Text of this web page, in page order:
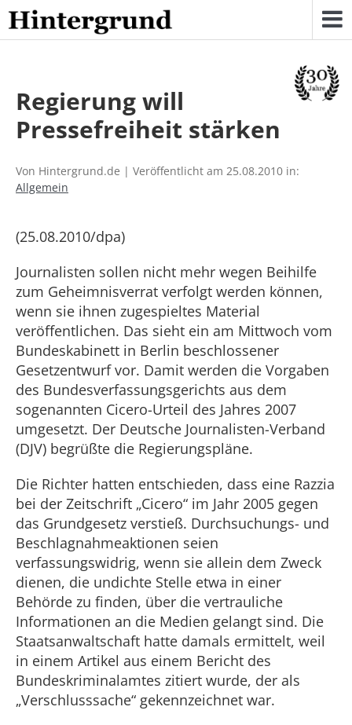
Skip
to
content
Regierung will
Pressefreiheit stärken
Von Hintergrund.de | Veröffentlicht am 25.08.2010 in:
Allgemein
(25.08.2010/dpa)
Journalisten sollen nicht mehr wegen Beihilfe
zum Geheimnisverrat verfolgt werden können,
wenn sie ihnen zugespieltes Material
veröffentlichen. Das sieht ein am Mittwoch vom
Bundeskabinett in Berlin beschlossener
Gesetzentwurf vor. Damit werden die Vorgaben
des Bundesverfassungsgerichts aus dem
sogenannten Cicero-Urteil des Jahres 2007
umgesetzt. Der Deutsche Journalisten-Verband
(DJV) begrüßte die Regierungspläne.
Die Richter hatten entschieden, dass eine Razzia
bei der Zeitschrift „Cicero“ im Jahr 2005 gegen
das Grundgesetz verstieß. Durchsuchungs- und
Beschlagnahmeaktionen seien
verfassungswidrig, wenn sie allein dem Zweck
dienen, die undichte Stelle etwa in einer
Behörde zu finden, über die vertrauliche
Informationen an die Medien gelangt sind. Die
Staatsanwaltschaft hatte damals ermittelt, weil
in einem Artikel aus einem Bericht des
Bundeskriminalamtes zitiert wurde, der als
„Verschlusssache“ gekennzeichnet war.